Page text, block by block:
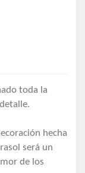
toda la
hecha
será un
de los